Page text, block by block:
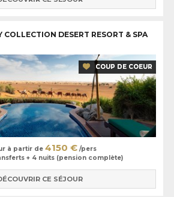
COLLECTION DESERT RESORT & SPA
COUP DE COEUR
à partir de 4150 €/pers
+ 4 nuits (pension complète)
CE SÉJOUR